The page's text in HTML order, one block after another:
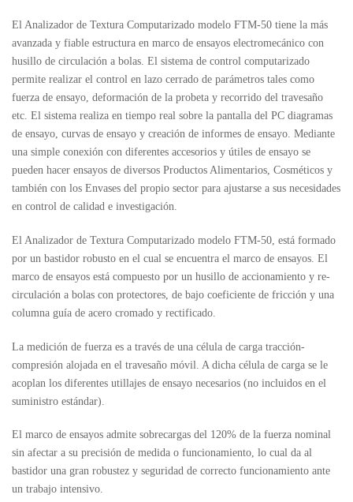
El Analizador de Textura Computarizado modelo FTM-50 tiene la más
avanzada y fiable estructura en marco de ensayos electromecánico con
husillo de circulación a bolas. El sistema de control computarizado
permite realizar el control en lazo cerrado de parámetros tales como
fuerza de ensayo, deformación de la probeta y recorrido del travesaño
etc. El sistema realiza en tiempo real sobre la pantalla del PC diagramas
de ensayo, curvas de ensayo y creación de informes de ensayo. Mediante
una simple conexión con diferentes accesorios y útiles de ensayo se
pueden hacer ensayos de diversos Productos Alimentarios, Cosméticos y
también con los Envases del propio sector para ajustarse a sus necesidades
en control de calidad e investigación.
El Analizador de Textura Computarizado modelo FTM-50, está formado
por un bastidor robusto en el cual se encuentra el marco de ensayos. El
marco de ensayos está compuesto por un husillo de accionamiento y re-
circulación a bolas con protectores, de bajo coeficiente de fricción y una
columna guía de acero cromado y rectificado.
La medición de fuerza es a través de una célula de carga tracción-
compresión alojada en el travesaño móvil. A dicha célula de carga se le
acoplan los diferentes utillajes de ensayo necesarios (no incluidos en el
suministro estándar).
El marco de ensayos admite sobrecargas del 120% de la fuerza nominal
sin afectar a su precisión de medida o funcionamiento, lo cual da al
bastidor una gran robustez y seguridad de correcto funcionamiento ante
un trabajo intensivo.